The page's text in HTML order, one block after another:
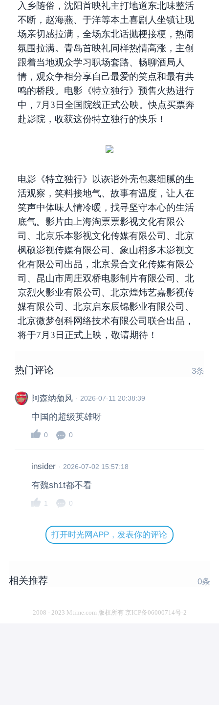
入乡随俗，沈阳首映礼主打地道东北味整活
不断，赵海燕、于洋等本土喜剧人坐镇让现
场亲切感拉满，全场东北话抛梗接梗，热闹
氛围拉满。青岛首映礼同样热情高涨，主创
跟着当地观众学习职场套路、畅聊酒局人
情，观众争相分享自己最爱的笑点和最有共
鸣的桥段。电影《特立独行》预售火热进行
中，7月3日全国院线正式公映。快点买票奔
赴影院，收获这份特立独行的快乐！
电影《特立独行》以诙谐外壳包裹细腻的生
活观察，笑料接地气、故事有温度，让人在
笑声中体味人情冷暖，找寻坚守本心的生活
底气。影片由上海淘票票影视文化有限公
司、北京乐本影视文化传媒有限公司、北京
枫硕影视传媒有限公司、象山栩多木影视文
化有限公司出品，北京景合文化传媒有限公
司、昆山市周庄双桥电影制片有限公司、北
京烈火影业有限公司、北京煌炜艺嘉影视传
媒有限公司、北京启东辰锦影业有限公司、
北京微梦创科网络技术有限公司联合出品，
将于7月3日正式上映，敬请期待！
热门评论 3条
阿森纳颓风 · 2026-07-11 20:38:39
中国的超级英雄呀
0 0
insider · 2026-07-02 15:57:18
有魏sh1t都不看
1 0
打开时光网APP，发表你的评论
相关推荐 0条
2008 - 2023 Mtime.com 版权所有 京ICP备06000714号-2